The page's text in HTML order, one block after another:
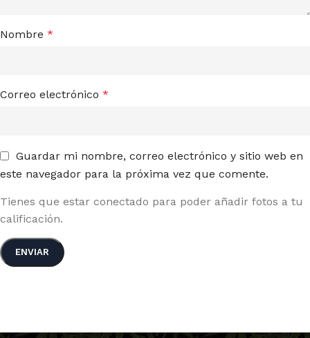
Nombre *
Correo electrónico *
Guardar mi nombre, correo electrónico y sitio web en
este navegador para la próxima vez que comente.
Tienes que estar conectado para poder añadir fotos a tu
calificación.